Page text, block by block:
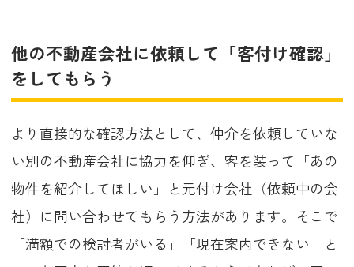
他の不動産会社に依頼して「客付け確認」
をしてもらう
より直接的な確認方法として、仲介を依頼していな
い別の不動産会社に協力を仰ぎ、客を装って「あの
物件を紹介してほしい」と元付け会社（依頼中の会
社）に問い合わせてもらう方法があります。そこで
「満額での検討者がいる」「現在案内できない」と